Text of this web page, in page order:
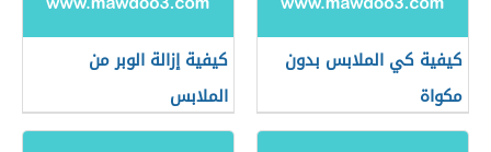
كيفية كي الملابس بدون
مكواة
كيفية إزالة الوبر من
الملابس